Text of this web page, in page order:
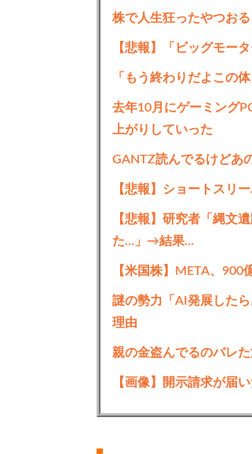
株で人生狂ったやつおる
【悲報】「ビッグモー
「もう終わりだよこの
去年10月にゲーミング
上がりしていった
GANTZ読んでるけどあ
【悲報】ショートスリ
【悲報】研究者「縄文
た…」→結果…
【米国株】META、
謎の勢力「AI発展した
理由
親の金盗んでるのバレ
【画像】開示請求が届